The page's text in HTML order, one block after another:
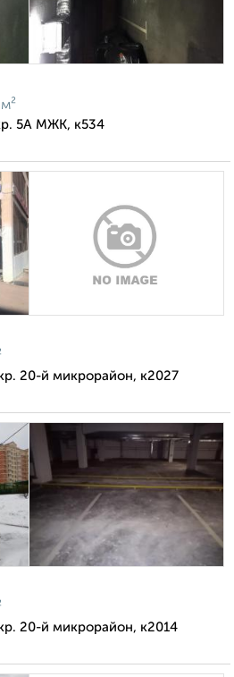
5А МЖК, к534
20-й микрорайон, к2027
20-й микрорайон, к2014